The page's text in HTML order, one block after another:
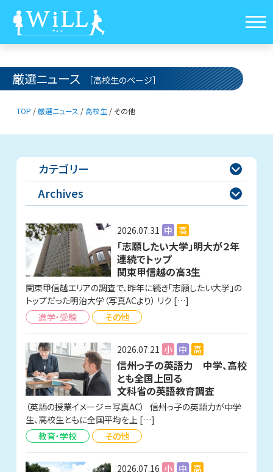
厳選ニュース ［高校生のページ］
TOP /厳選ニュース /高校生/ その他
カテゴリー 
Archives 
2026.07.31 中 高
「志願したい大学」明大が２年
連続でトップ
関東甲信越の高3生
関東甲信越エリアの調査で、昨年に続き「志願したい大学」の
トップだった明治大学（写真ACより） リク […]
進学・受験
その他
2026.07.21 小 中 高
信州っ子の英語力 中学、高校
とも全国上回る
文科省の英語教育調査
（英語の授業イメージ＝写真AC） 信州っ子の英語力が中学
生、高校生ともに全国平均を上 […]
教育・学校
その他
2026.07.16 小 中 高